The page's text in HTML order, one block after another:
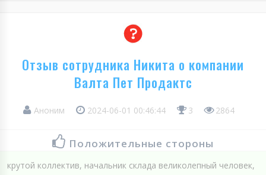
Отзыв сотрудника Никита о компании
Валта Пет Продактс
Аноним 2024-06-01 00:46:44 3 2864
Положительные стороны
крутой коллектив, начальник склада великолепный человек,